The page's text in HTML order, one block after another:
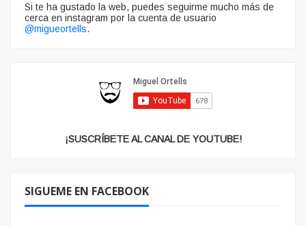
Si te ha gustado la web, puedes seguirme mucho más de
cerca en instagram por la cuenta de usuario
@migueortells.
¡SUSCRÍBETE AL CANAL DE YOUTUBE!
SIGUEME EN FACEBOOK